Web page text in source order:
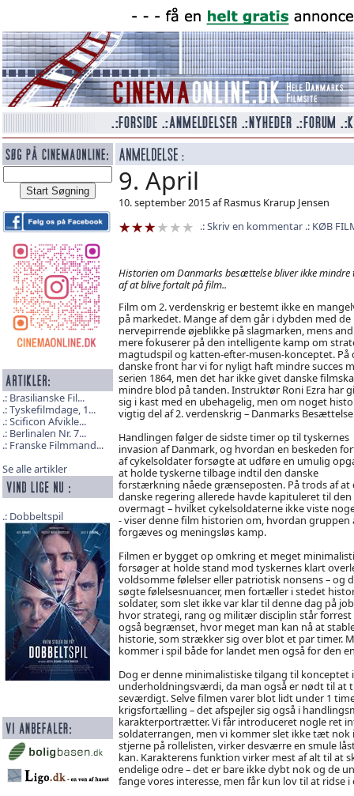
Brasilianske Fil...
Tyskefilmdage, 1...
Scificon Afvikle...
Berlinalen Nr. 7...
Franske Filmmand...
Se alle artikler
Dobbeltspil
9. April
10. september 2015 af Rasmus Krarup Jensen
Skriv en kommentar
KØB
Historien om Danmarks besættelse bliver ikke mindre
af at blive fortalt på film..
Film om 2. verdenskrig er bestemt ikke en
på markedet. Mange af dem går i dybden med de
nervepirrende øjeblikke på slagmarken, mens
mere fokuserer på den intelligente kamp om
magtudspil og katten-efter-musen-konceptet. På
danske front har vi for nyligt haft mindre succes
serien 1864, men det har ikke givet danske
mindre blod på tanden. Instruktør Roni Ezra har
sig i kast med en ubehagelig, men om noget
vigtig del af 2. verdenskrig – Danmarks
Handlingen følger de sidste timer op til tyskernes
invasion af Danmark, og hvordan en beskeden
af cykelsoldater forsøgte at udføre en umulig
at holde tyskerne tilbage indtil den danske
forstærkning nåede grænseposten. På trods af at
danske regering allerede havde kapituleret til den
overmagt – hvilket cykelsoldaterne ikke viste
- viser denne film historien om, hvordan
forgæves og meningsløs kamp.
Filmen er bygget op omkring et meget
forsøger at holde stand mod tyskernes klart
voldsomme følelser eller patriotisk nonsens – og
søgte følelsesnuancer, men fortæller i stedet
soldater, som slet ikke var klar til denne dag på
hvor strategi, rang og militær disciplin står
også begrænset, hvor meget man kan nå at
historie, som strækker sig over blot et par timer.
kommer i spil både for landet men også for den
Dog er denne minimalistiske tilgang til
underholdningsværdi, da man også er nødt til
seværdigt. Selve filmen varer blot lidt under 1
krigsfortælling – det afspejler sig også i
karakterportrætter. Vi får introduceret nogle ret
soldaterrangen, men vi kommer slet ikke tæt
stjerne på rollelisten, virker desværre en smule
kan. Karakterens funktion virker mest af alt til at
endelige odre – det er bare ikke dybt nok og de
fange vores interesse, men får kun lov til at